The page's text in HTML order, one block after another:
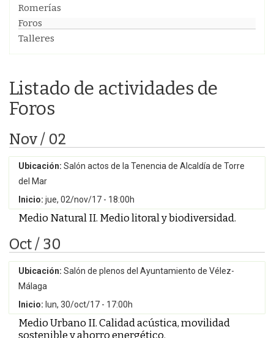
Romerías
Foros
Talleres
Listado de actividades de
Foros
Nov / 02
Ubicación: Salón actos de la Tenencia de Alcaldía de Torre
del Mar
Inicio: jue, 02/nov/17 - 18:00h
Medio Natural II. Medio litoral y biodiversidad.
Oct / 30
Ubicación: Salón de plenos del Ayuntamiento de Vélez-
Málaga
Inicio: lun, 30/oct/17 - 17:00h
Medio Urbano II. Calidad acústica, movilidad
sostenible y ahorro energético.